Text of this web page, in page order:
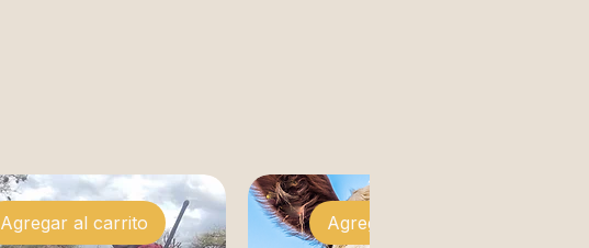
Agregar al carrito Agregar al carrito